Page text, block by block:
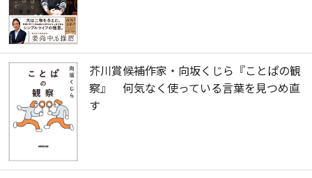
芥川賞候補作家・向坂くじら『ことぱの観
察』 何気なく使っている言葉を見つめ直
す